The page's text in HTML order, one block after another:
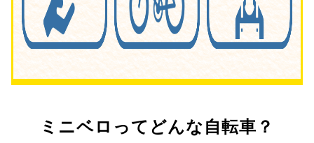
ミニベロってどんな自転車？